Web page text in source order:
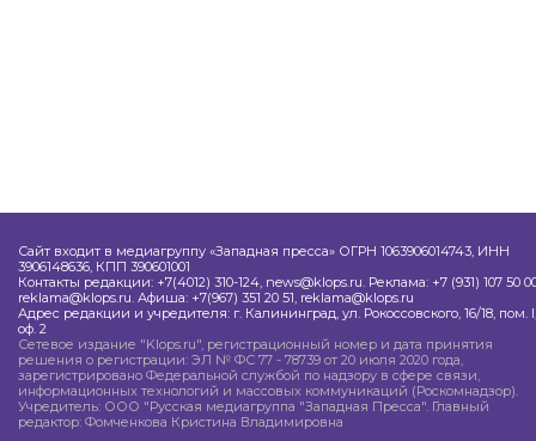
Сайт входит в медиагруппу «Западная пресса» ОГРН 1063906014743, ИНН
3906148636, КПП 390601001
Контакты редакции: +7(4012) 310-124, news@klops.ru. Реклама: +7 (931) 107 50
reklama@klops.ru. Афиша: +7(967) 351 20 51, reklama@klops.ru
Адрес редакции и учредителя: г. Калининград, ул. Рокоссовского, 16/18, пом. I,
оф. 2
Сетевое издание "Klops.ru", регистрационный номер и дата принятия
решения о регистрации: ЭЛ № ФС 77 - 78739 от 20 июля 2020 года,
зарегистрировано Федеральной службой по надзору в сфере связи,
информационных технологий и массовых коммуникаций (Роскомнадзор).
Учредитель: ООО "Русская медиагруппа "Западная Пресса". Главный
редактор: Фомченкова Кристина Владимировна